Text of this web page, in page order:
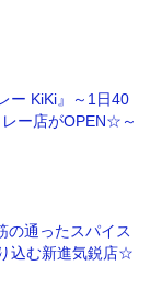
ー KiKi』～1日40
ー店がOPEN☆～
の通ったスパイス
込む新進気鋭店☆